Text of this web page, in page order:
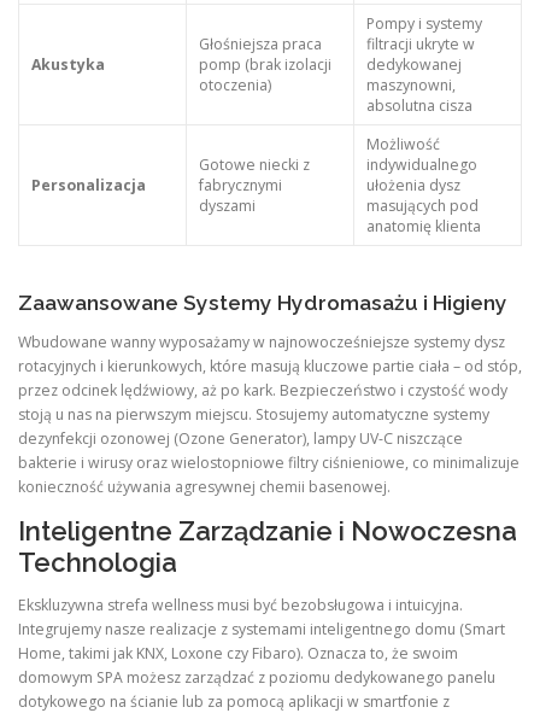
Akustyka
Głośniejsza praca
pomp (brak izolacji
otoczenia)
Pompy i systemy
filtracji ukryte w
dedykowanej
maszynowni,
absolutna cisza
Personalizacja
Gotowe niecki z
fabrycznymi
dyszami
Możliwość
indywidualnego
ułożenia dysz
masujących pod
anatomię klienta
Zaawansowane Systemy Hydromasażu i Higieny
Wbudowane wanny wyposażamy w najnowocześniejsze systemy dysz
rotacyjnych i kierunkowych, które masują kluczowe partie ciała – od stóp,
przez odcinek lędźwiowy, aż po kark. Bezpieczeństwo i czystość wody
stoją u nas na pierwszym miejscu. Stosujemy automatyczne systemy
dezynfekcji ozonowej (Ozone Generator), lampy UV-C niszczące
bakterie i wirusy oraz wielostopniowe filtry ciśnieniowe, co minimalizuje
konieczność używania agresywnej chemii basenowej.
Inteligentne Zarządzanie i Nowoczesna
Technologia
Ekskluzywna strefa wellness musi być bezobsługowa i intuicyjna.
Integrujemy nasze realizacje z systemami inteligentnego domu (Smart
Home, takimi jak KNX, Loxone czy Fibaro). Oznacza to, że swoim
domowym SPA możesz zarządzać z poziomu dedykowanego panelu
dotykowego na ścianie lub za pomocą aplikacji w smartfonie z